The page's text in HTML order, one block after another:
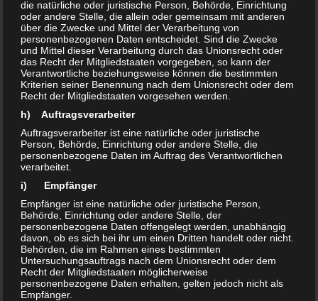
kostengünstigerePeroxid Hygiene-
SprühreinigerUniversalohne Alkohol, ebenfalls auf Basis
von Wasserstoffperoxid und Peressigsäure, ist ein
anwendungsfertiger oxidierender Hygienereiniger, welcher
für alle Flächen geeignet ist und die gleiche Wirkung wie die
Peressigsäure Alkohol-Varianten verspricht. Der alkoholfreie
Sprühreiniger oxidiert viele, auf organischer Basis
existierende Moleküle.
Für den Sanitärbereich, also in allen Nassbereichen (Küche,
Bad, Toilette etc.), sollte der
Peroxid Hygiene-
die natürliche oder juristische Person, Behörde, Einrichtung
oder andere Stelle, die allein oder gemeinsam mit anderen
über die Zwecke und Mittel der Verarbeitung von
personenbezogenen Daten entscheidet. Sind die Zwecke
und Mittel dieser Verarbeitung durch das Unionsrecht oder
das Recht der Mitgliedstaaten vorgegeben, so kann der
Verantwortliche beziehungsweise können die bestimmten
Kriterien seiner Benennung nach dem Unionsrecht oder dem
Recht der Mitgliedstaaten vorgesehen werden.
h) Auftragsverarbeiter
Auftragsverarbeiter ist eine natürliche oder juristische
Person, Behörde, Einrichtung oder andere Stelle, die
personenbezogene Daten im Auftrag des Verantwortlichen
verarbeitet.
i) Empfänger
Empfänger ist eine natürliche oder juristische Person,
Behörde, Einrichtung oder andere Stelle, der
personenbezogene Daten offengelegt werden, unabhängig
davon, ob es sich bei ihr um einen Dritten handelt oder nicht.
Behörden, die im Rahmen eines bestimmten
Untersuchungsauftrags nach dem Unionsrecht oder dem
Recht der Mitgliedstaaten möglicherweise
personenbezogene Daten erhalten, gelten jedoch nicht als
Empfänger.